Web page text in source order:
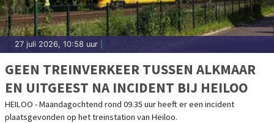
27 juli 2026, 10:58 uur
GEEN TREINVERKEER TUSSEN ALKMAAR
EN UITGEEST NA INCIDENT BIJ HEILOO
HEILOO - Maandagochtend rond 09.35 uur heeft er een incident
plaatsgevonden op het treinstation van Heiloo.